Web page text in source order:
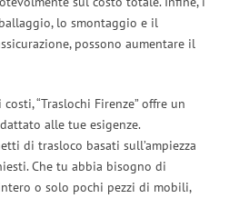
lo smontaggio e il
possono aumentare il
“Traslochi Firenze” offre un
alle tue esigenze.
di trasloco basati sull’ampiezza
Che tu abbia bisogno di
o solo pochi pezzi di mobili,